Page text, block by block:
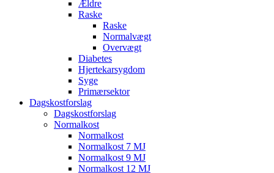
Ældre
Raske
Raske
Normalvægt
Overvægt
Diabetes
Hjertekarsygdom
Syge
Primærsektor
Dagskostforslag
Dagskostforslag
Normalkost
Normalkost
Normalkost 7 MJ
Normalkost 9 MJ
Normalkost 12 MJ